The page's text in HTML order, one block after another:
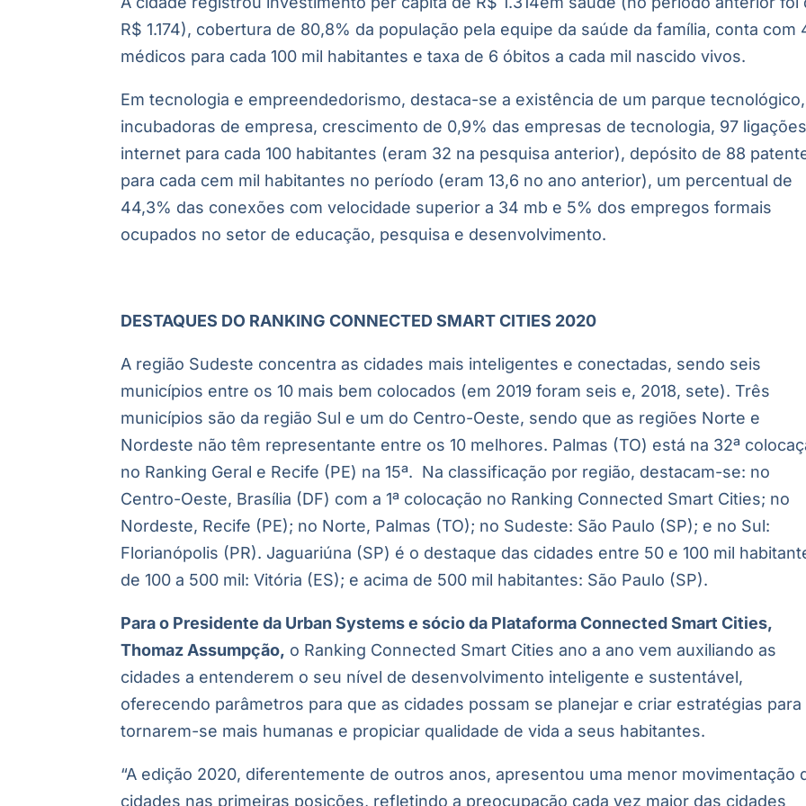
R$ 1.174), cobertura de 80,8% da população pela equipe da saúde da família, conta com
médicos para cada 100 mil habitantes e taxa de 6 óbitos a cada mil nascido vivos.
Em tecnologia e empreendedorismo, destaca-se a existência de um parque
incubadoras de empresa, crescimento de 0,9% das empresas de tecnologia, 97
internet para cada 100 habitantes (eram 32 na pesquisa anterior), depósito de 88
para cada cem mil habitantes no período (eram 13,6 no ano anterior), um percentual de
44,3% das conexões com velocidade superior a 34 mb e 5% dos empregos formais
ocupados no setor de educação, pesquisa e desenvolvimento.
DESTAQUES DO RANKING CONNECTED SMART CITIES 2020
A região Sudeste concentra as cidades mais inteligentes e conectadas, sendo seis
municípios entre os 10 mais bem colocados (em 2019 foram seis e, 2018, sete). Três
municípios são da região Sul e um do Centro-Oeste, sendo que as regiões Norte e
Nordeste não têm representante entre os 10 melhores. Palmas (TO) está na 32ª
no Ranking Geral e Recife (PE) na 15ª. Na classificação por região, destacam-se: no
Centro-Oeste, Brasília (DF) com a 1ª colocação no Ranking Connected Smart Cities; no
Nordeste, Recife (PE); no Norte, Palmas (TO); no Sudeste: São Paulo (SP); e no Sul:
Florianópolis (PR). Jaguariúna (SP) é o destaque das cidades entre 50 e 100 mil
de 100 a 500 mil: Vitória (ES); e acima de 500 mil habitantes: São Paulo (SP).
Para o Presidente da Urban Systems e sócio da Plataforma Connected Smart Cities,
Thomaz Assumpção, o Ranking Connected Smart Citiesano a ano vem auxiliando as
cidades a entenderem o seu nível de desenvolvimento inteligente e sustentável,
oferecendo parâmetros para que as cidades possam se planejar e criar estratégias para
tornarem-se mais humanas e propiciar qualidade de vida a seus habitantes.
“A edição 2020, diferentemente de outros anos, apresentou uma menor movimentação
cidades nas primeiras posições, refletindo a preocupação cada vez maior das cidades